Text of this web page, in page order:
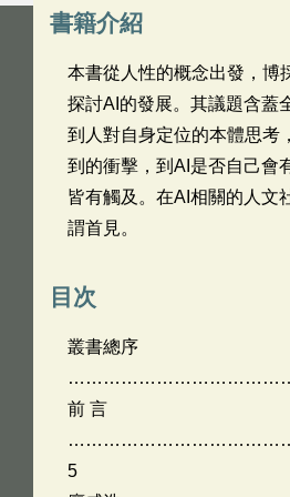
書籍介紹
本書從人性的概念出發，博
探討AI的發展。其議題含蓋
到人對自身定位的本體思考
到的衝擊，到AI是否自己會
皆有觸及。在AI相關的人文
謂首見。
目次
叢書總序
前 言
5